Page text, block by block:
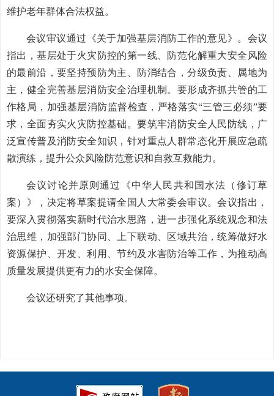
维护老年群体合法权益。
会议审议通过《关于加强基层消防工作的意见》。会议
指出，基层处于火灾防控的第一线、防范化解重大安全风险
的最前沿，要坚持预防为主、防消结合，分级负责、属地为
主，健全完善基层消防安全治理机制。要形成齐抓共管的工
作格局，加强基层消防监督检查，严格落实“三管三必须”要
求，全面夯实火灾防控基础。要筑牢消防安全人民防线，广
泛宣传普及消防安全知识，针对重点人群常态化开展应急疏
散演练，提升公众风险防范意识和自救互救能力。
会议讨论并原则通过《中华人民共和国水法（修订草
案）》，决定将草案提请全国人大常委会审议。会议指出，
要深入贯彻落实新时代治水思路，进一步强化系统观念和法
治思维，加强部门协同、上下联动、区域共治，统筹做好水
资源保护、开发、利用、节约及水害防治等工作，为推动高
质量发展提供更有力的水安全保障。
会议还研究了其他事项。